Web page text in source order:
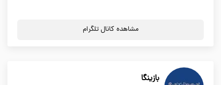
مشاهده کانال تلگرام
بازینگا